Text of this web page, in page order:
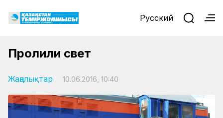
Русский
Пролили свет
Жаңалықтар 10.06.2016, 10:40